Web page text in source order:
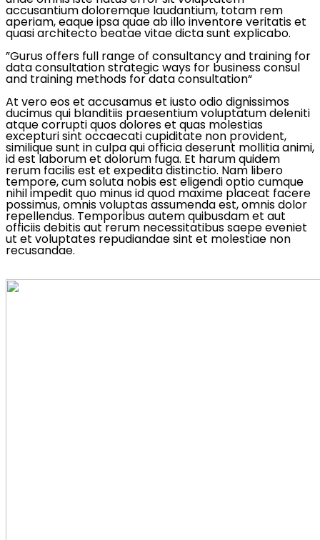
accusantium doloremque laudantium, totam rem
aperiam, eaque ipsa quae ab illo inventore veritatis et
quasi architecto beatae vitae dicta sunt explicabo.
”Gurus offers full range of consultancy and training for
data consultation strategic ways for business consul
and training methods for data consultation“
At vero eos et accusamus et iusto odio dignissimos
ducimus qui blanditiis praesentium voluptatum deleniti
atque corrupti quos dolores et quas molestias
excepturi sint occaecati cupiditate non provident,
similique sunt in culpa qui officia deserunt mollitia animi,
id est laborum et dolorum fuga. Et harum quidem
rerum facilis est et expedita distinctio. Nam libero
tempore, cum soluta nobis est eligendi optio cumque
nihil impedit quo minus id quod maxime placeat facere
possimus, omnis voluptas assumenda est, omnis dolor
repellendus. Temporibus autem quibusdam et aut
officiis debitis aut rerum necessitatibus saepe eveniet
ut et voluptates repudiandae sint et molestiae non
recusandae.